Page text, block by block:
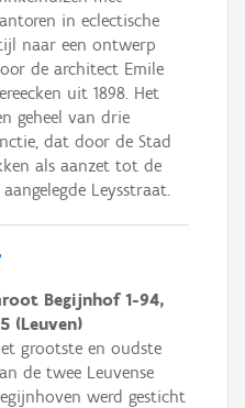
in eclectische
naar een ontwerp
de architect Emile
uit 1898. Het
geheel van drie
dat door de Stad
als aanzet tot de
Leysstraat.
Begijnhof 1-94,
(Leuven)
grootste en oudste
de twee Leuvense
werd gesticht